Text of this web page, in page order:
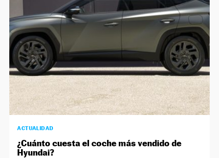
SÍGUENOS
ACTUALIDAD
¿Cuánto cuesta el coche más vendido de
Hyundai?